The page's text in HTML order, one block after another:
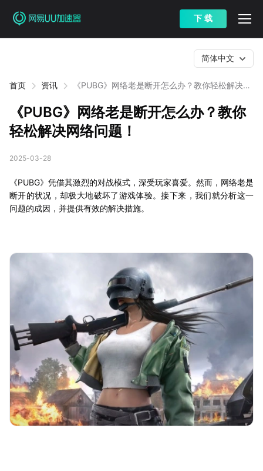
下 载
首页 资讯
《PUBG》网络老是断开怎么办？教你轻松解决网
简体中文
《PUBG》网络老是断开怎么办？教你
轻松解决网络问题！
2025-03-28
《PUBG》凭借其激烈的对战模式，深受玩家喜爱。然而，网络老是
断开的状况，却极大地破坏了游戏体验。接下来，我们就分析这一
问题的成因，并提供有效的解决措施。